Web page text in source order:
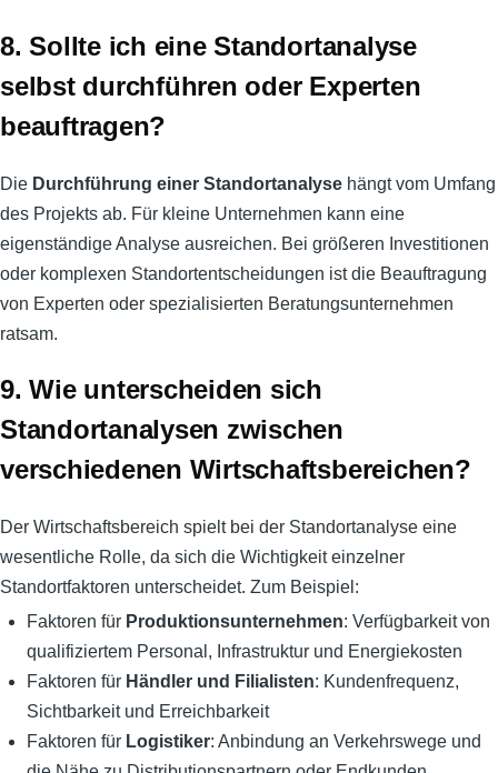
8. Sollte ich eine Standortanalyse
selbst durchführen oder Experten
beauftragen?
Die Durchführung einer Standortanalyse hängt vom Umfang
des Projekts ab. Für kleine Unternehmen kann eine
eigenständige Analyse ausreichen. Bei größeren Investitionen
oder komplexen Standortentscheidungen ist die Beauftragung
von Experten oder spezialisierten Beratungsunternehmen
ratsam.
9. Wie unterscheiden sich
Standortanalysen zwischen
verschiedenen Wirtschaftsbereichen?
Der Wirtschaftsbereich spielt bei der Standortanalyse eine
wesentliche Rolle, da sich die Wichtigkeit einzelner
Standortfaktoren unterscheidet. Zum Beispiel:
Faktoren für Produktionsunternehmen: Verfügbarkeit von
qualifiziertem Personal, Infrastruktur und Energiekosten
Faktoren für Händler und Filialisten: Kundenfrequenz,
Sichtbarkeit und Erreichbarkeit
Faktoren für Logistiker: Anbindung an Verkehrswege und